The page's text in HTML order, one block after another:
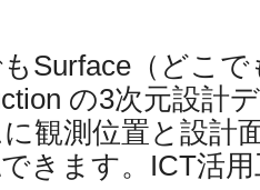
もSurface（どこ
の3次元設計
観測位置と設計
きます。ICT活